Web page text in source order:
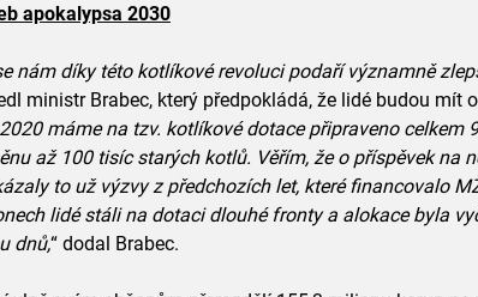
apokalypsa 2030
nám díky této kotlíkové revoluci podaří významně
ministr Brabec, který předpokládá, že lidé budou mít
máme na tzv. kotlíkové dotace připraveno celkem
až 100 tisíc starých kotlů. Věřím, že o příspěvek na
to už výzvy z předchozích let, které financovalo
lidé stáli na dotaci dlouhé fronty a alokace byla
dnů,“ dodal Brabec.